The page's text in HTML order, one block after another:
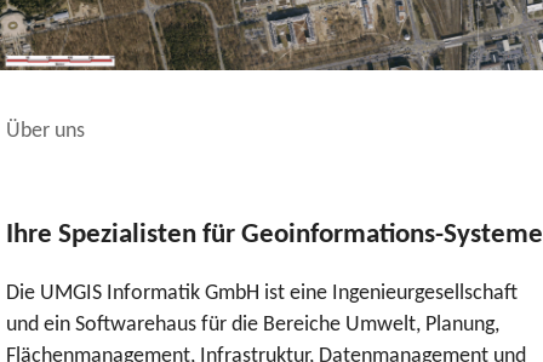
Über uns
Ihre Spezialisten für Geoinformations-Systeme
Die UMGIS Informatik GmbH ist eine Ingenieurgesellschaft
und ein Softwarehaus für die Bereiche Umwelt, Planung,
Flächenmanagement, Infrastruktur, Datenmanagement und